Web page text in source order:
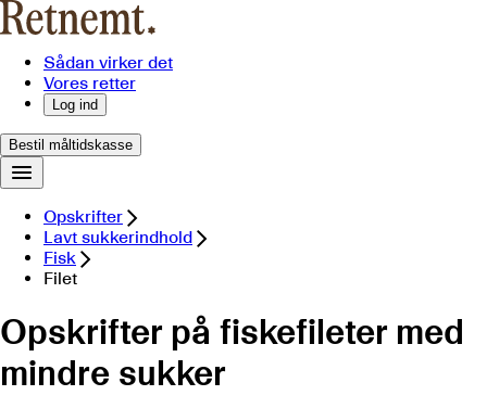
Sådan virker det
Vores retter
Log ind
Bestil måltidskasse
Opskrifter
Lavt sukkerindhold
Fisk
Filet
Opskrifter på fiskefileter med
mindre sukker